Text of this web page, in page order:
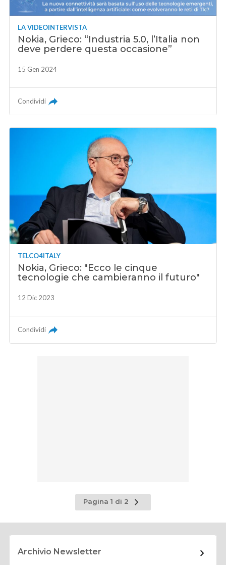
LA VIDEOINTERVISTA
Nokia, Grieco: “Industria 5.0, l’Italia non
deve perdere questa occasione”
15 Gen 2024
Condividi
TELCO4ITALY
Nokia, Grieco: "Ecco le cinque
tecnologie che cambieranno il futuro"
12 Dic 2023
Condividi
Pagina 1 di 2
Pagina
successiva
Archivio Newsletter